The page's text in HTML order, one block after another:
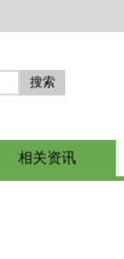
搜索
相关资讯